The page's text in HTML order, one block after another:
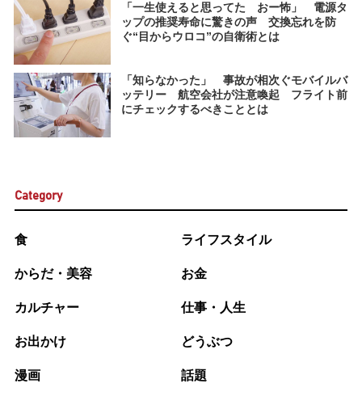
「一生使えると思ってた おー怖」 電源タ
ップの推奨寿命に驚きの声 交換忘れを防
ぐ“目からウロコ”の自衛術とは
「知らなかった」 事故が相次ぐモバイルバ
ッテリー 航空会社が注意喚起 フライト前
にチェックするべきこととは
Category
食 ライフスタイル
からだ・美容 お金
カルチャー 仕事・人生
お出かけ どうぶつ
漫画 話題